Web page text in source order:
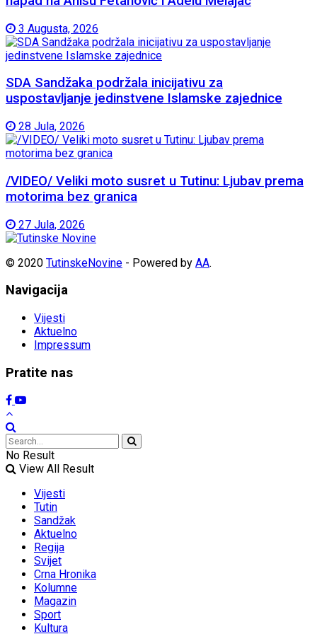
3 Augusta, 2026
SDA Sandžaka podržala inicijativu za
uspostavljanje jedinstvene Islamske zajednice
28 Jula, 2026
/VIDEO/ Veliki moto susret u Tutinu: Ljubav prema
motorima bez granica
27 Jula, 2026
© 2020 TutinskeNovine - Powered by AA.
Navigacija
Vijesti
Aktuelno
Impressum
Pratite nas
No Result
View All Result
Vijesti
Tutin
Sandžak
Aktuelno
Regija
Svijet
Crna Hronika
Kolumne
Magazin
Sport
Kultura